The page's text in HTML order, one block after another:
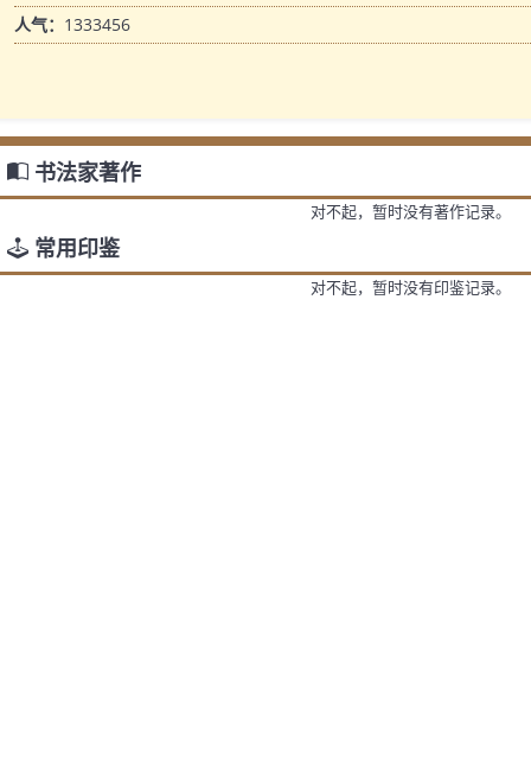
人气： 1333456
书法家著作
对不起，暂时没有著作记录。
常用印鉴
对不起，暂时没有印鉴记录。